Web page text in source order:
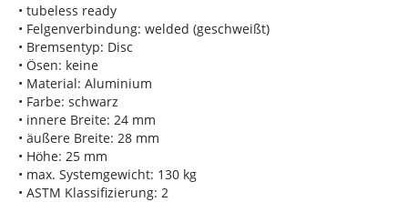
• tubeless ready
• Felgenverbindung: welded (geschweißt)
• Bremsentyp: Disc
• Ösen: keine
• Material: Aluminium
• Farbe: schwarz
• innere Breite: 24 mm
• äußere Breite: 28 mm
• Höhe: 25 mm
• max. Systemgewicht: 130 kg
• ASTM Klassifizierung: 2